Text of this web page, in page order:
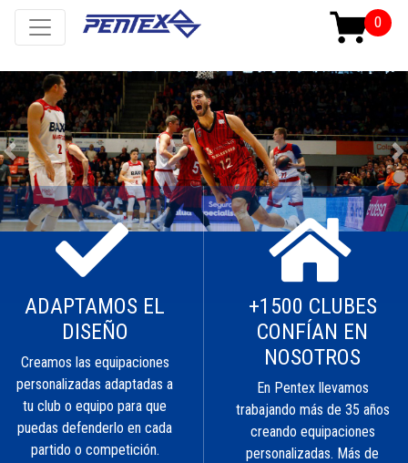
Previous
ADAPTAMOS EL
DISEÑO
Creamos las equipaciones
personalizadas adaptadas a
tu club o equipo para que
puedas defenderlo en cada
partido o competición.
+1500 CLUBES
CONFÍAN EN
NOSOTROS
En Pentex llevamos
trabajando más de 35 años
creando equipaciones
personalizadas. Más de